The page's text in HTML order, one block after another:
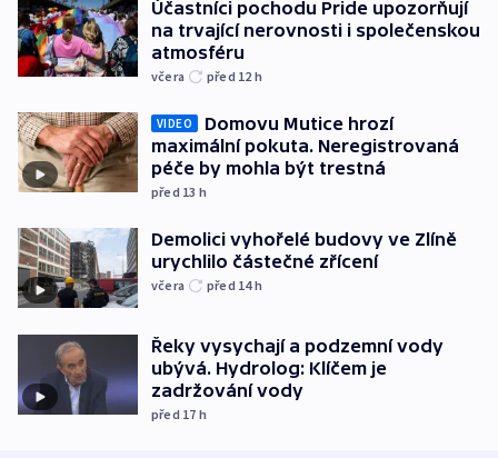
Účastníci pochodu Pride upozorňují
na trvající nerovnosti i společenskou
atmosféru
včera před 12 h
VIDEO
Domovu Mutice hrozí
maximální pokuta. Neregistrovaná
péče by mohla být trestná
před 13 h
Demolici vyhořelé budovy ve Zlíně
urychlilo částečné zřícení
včera před 14h
Řeky vysychají a podzemní vody
ubývá. Hydrolog: Klíčem je
zadržování vody
před 17 h